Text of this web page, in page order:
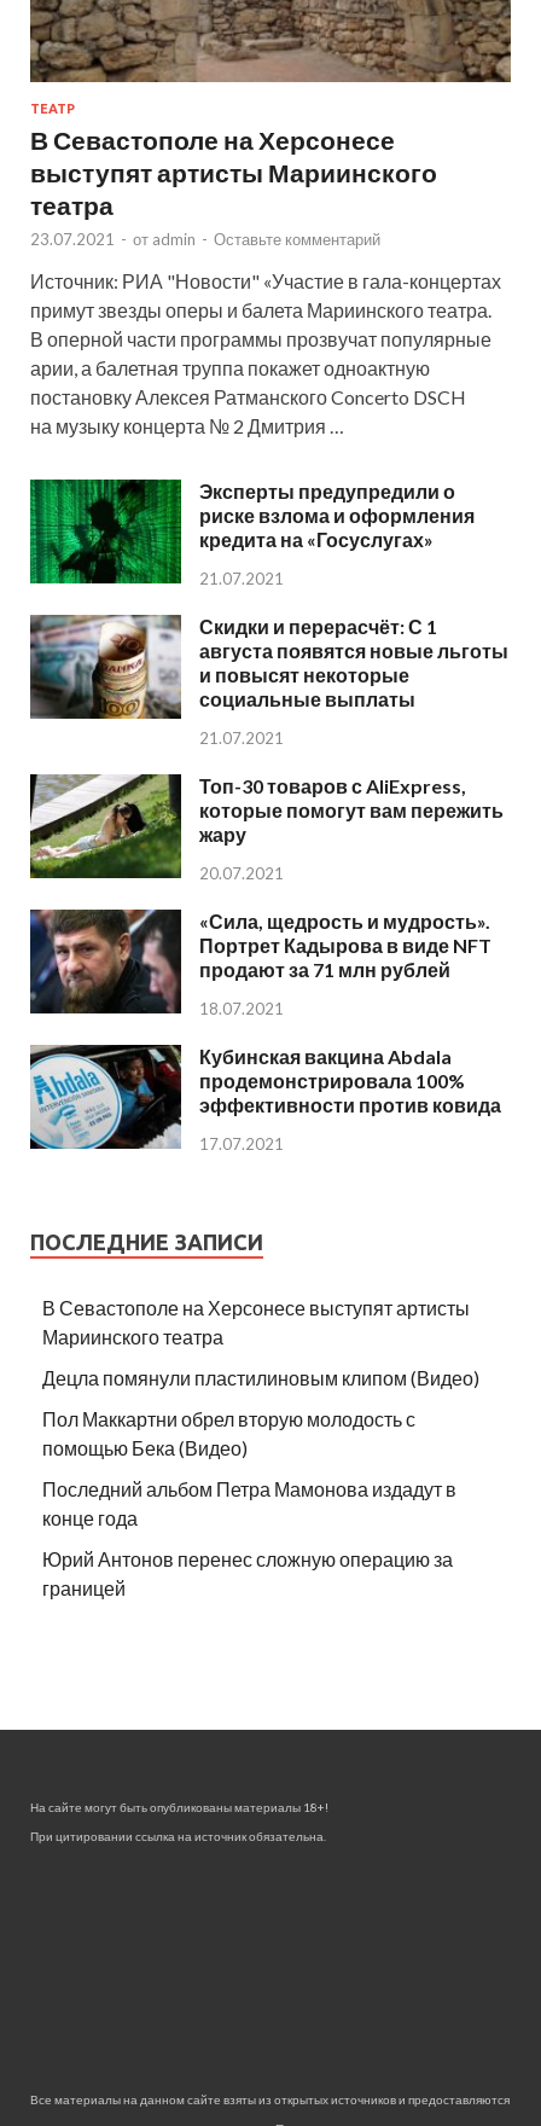
ТЕАТР
В Севастополе на Херсонесе
выступят артисты Мариинского
театра
23.07.2021 - от admin - Оставьте комментарий
Источник: РИА "Новости" «Участие в гала-концертах
примут звезды оперы и балета Мариинского театра.
В оперной части программы прозвучат популярные
арии, а балетная труппа покажет одноактную
постановку Алексея Ратманского Concerto DSCH
на музыку концерта № 2 Дмитрия …
Эксперты предупредили о
риске взлома и оформления
кредита на «Госуслугах»
21.07.2021
Скидки и перерасчёт: С 1
августа появятся новые льготы
и повысят некоторые
социальные выплаты
21.07.2021
Топ-30 товаров с AliExpress,
которые помогут вам пережить
жару
20.07.2021
«Сила, щедрость и мудрость».
Портрет Кадырова в виде NFT
продают за 71 млн рублей
18.07.2021
Кубинская вакцина Abdala
продемонстрировала 100%
эффективности против ковида
17.07.2021
ПОСЛЕДНИЕ ЗАПИСИ
В Севастополе на Херсонесе выступят артисты
Мариинского театра
Децла помянули пластилиновым клипом (Видео)
Пол Маккартни обрел вторую молодость с
помощью Бека (Видео)
Последний альбом Петра Мамонова издадут в
конце года
Юрий Антонов перенес сложную операцию за
границей
На сайте могут быть опубликованы материалы 18+!
При цитировании ссылка на источник обязательна.
Все материалы на данном сайте взяты из открытых источников и предоставляются